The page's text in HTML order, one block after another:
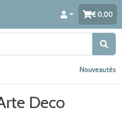
0,00
Nouveautés
Deco